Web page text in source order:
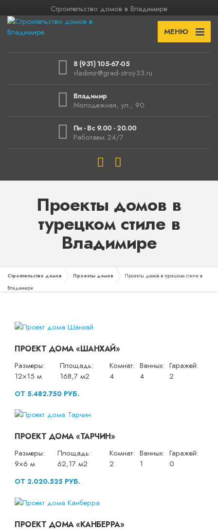
Строительство домов в Владимире
МЕНЮ
8 (931) 105-67-05
vladimir@grad-stroy33.ru
Владимир
Молодежная, ул., 90
Пн - Вс 9.00 - 20.00
Работаем 24/7
Проекты домов в
турецком стиле в
Владимире
Строительство домов Проекты домов
Проекты домов в турецком стиле в
Владимире
ПРОЕКТ ДОМА «ШАНХАЙ»
Размеры:
12×15 м
Площадь:
168,7 м2
Комнат:
4
Ванных:
4
Гаражей:
2
ОТ 5.482.750 РУБ.
ПРОЕКТ ДОМА «ТАРЧИН»
Размеры:
9×6 м
Площадь:
62,17 м2
Комнат:
2
Ванных:
1
Гаражей:
0
ОТ 2.020.525 РУБ.
ПРОЕКТ ДОМА «КАНБЕРРА»